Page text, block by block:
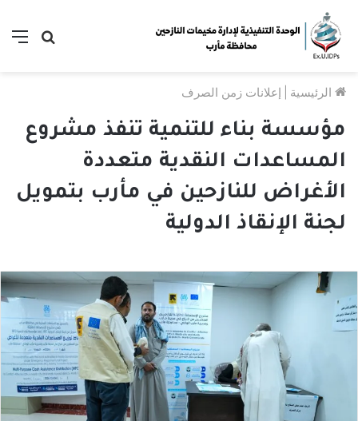
بحث
الرئيسية إعلانات زمن الصرف
مؤسسة بناء للتنمية تنفذ مشروع
المساعدات النقدية متعددة
الأغراض للنازحين في مأرب بتمويل
لجنة الإنقاذ الدولية